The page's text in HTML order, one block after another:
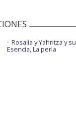
Rosalía y Yahritza y su
Esencia, La perla